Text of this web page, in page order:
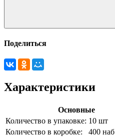
Поделиться
Характеристики
Основные
Количество в упаковке: 10 шт
Количество в коробке:
400 наб